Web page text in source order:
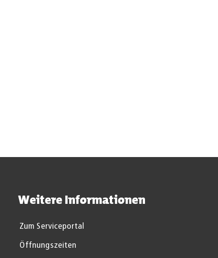
Weitere Informationen
Zum Serviceportal
Öffnungszeiten